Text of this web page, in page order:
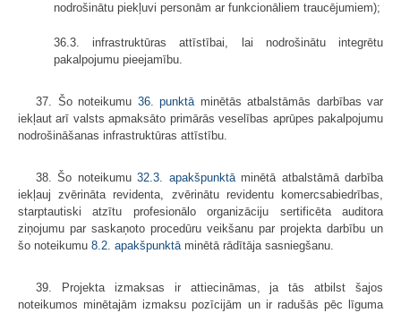
nodrošinātu piekļuvi personām ar funkcionāliem traucējumiem);
36.3. infrastruktūras attīstībai, lai nodrošinātu integrētu
pakalpojumu pieejamību.
37. Šo noteikumu 36. punktāminētās atbalstāmās darbības var
iekļaut arī valsts apmaksāto primārās veselības aprūpes pakalpojumu
nodrošināšanas infrastruktūras attīstību.
38. Šo noteikumu32.3. apakšpunktāminētā atbalstāmā darbība
iekļauj zvērināta revidenta, zvērinātu revidentu komercsabiedrības,
starptautiski atzītu profesionālo organizāciju sertificēta auditora
ziņojumu par saskaņoto procedūru veikšanu par projekta darbību un
šo noteikumu 8.2. apakšpunktāminētā rādītāja sasniegšanu.
39. Projekta izmaksas ir attiecināmas, ja tās atbilst šajos
noteikumos minētajām izmaksu pozīcijām un ir radušās pēc līguma